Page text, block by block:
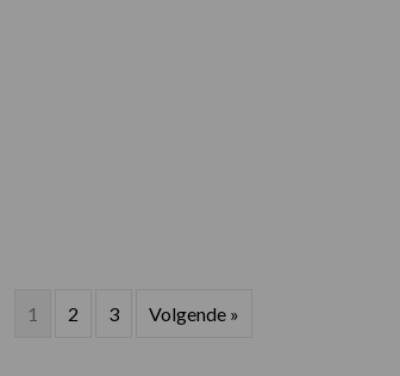
1 2 3 Volgende »